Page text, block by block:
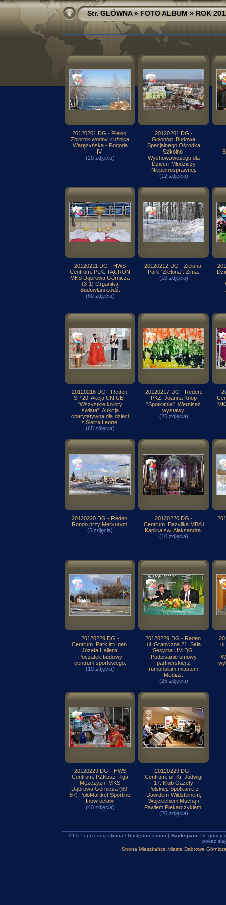
Str. GŁÓWNA»FOTO ALBUM»ROK
20120201 DG - Piekło.
Zbiornik wodny Kuźnica
Waręźyńska - Pogoria
IV.
(20 zdjęcia)
20120201 DG -
Gołonóg. Budowa
Specjalnego Ośrodka
Szkolno-
Wychowawczego dla
Dzieci i Młodzieży
Niepełnosprawnej.
(12 zdjęcia)
20120211 DG - HWS
Centrum. PLK. TAURON
MKS Dąbrowa Górnicza
(3-1) Organika
Budowlani Łódź.
(60 zdjęcia)
20120212 DG - Zielona.
Park "Zielona". Zima.
(10 zdjęcia)
20120216 DG - Reden.
SP 20. Akcja UNICEF
"Wszystkie kolory
świata". Aukcja
charytatywna dla dzieci
z Sierra Leone.
(65 zdjęcia)
20120217 DG - Reden.
PKZ. Joanna Knop
"Spotkania". Wernisaż
wystawy.
(25 zdjęcia)
20120220 DG - Reden.
Rondo przy Merkurym.
(5 zdjęcia)
20120220 DG -
Centrum. Bazylika MBA i
Kaplica św. Aleksandra.
(10 zdjęcia)
20120229 DG -
Centrum. Park im. gen.
Józefa Hallera.
Początek budowy
centrum sportowego.
(10 zdjęcia)
20120229 DG - Reden.
ul. Graniczna 21. Sala
Sesyjna UM DG.
Podpisanie umowy
partnerskiej z
rumuńskim miastem
Medias.
(25 zdjęcia)
20120229 DG - HWS
Centrum. PZKosz I liga
Mężczyzn. MKS
Dąbrowa Górnicza (69-
87) PoloMartket Sportino
Inowrocław.
(40 zdjęcia)
20120229 DG -
Centrum. ul. Kr. Jadwigi
17. Klub Gazety
Polskiej. Spotkanie z
Dawidem Wildsteinem,
Wojciechem Muchą i
Pawłem Piekarczykiem.
(20 zdjęcia)
<-/->Poprzednia strona / Następna strona | Backspace Do góry
pokaz
Strona Mieszkańca Miasta Dąbrowa